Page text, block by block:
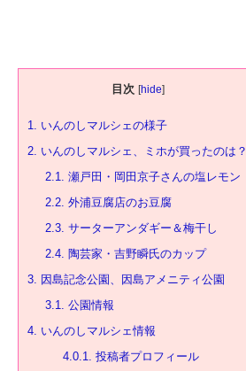
目次 [hide]
1. いんのしマルシェの様子
2. いんのしマルシェ、ミホが買ったのは？
2.1. 瀬戸田・岡田京子さんの塩レモン
2.2. 外浦豆腐店のお豆腐
2.3. サーターアンダギー＆梅干し
2.4. 陶芸家・吉野瞬氏のカップ
3. 因島記念公園、因島アメニティ公園
3.1. 公園情報
4. いんのしマルシェ情報
4.0.1. 投稿者プロフィール